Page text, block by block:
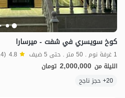
كوخ سويسري في شفت - ميرسارا
1 غرفة نوم . 50 متر . حتى 5 ضيف 4.8 (14 تعليق)
الليلة من 2,000,000 تومان
20+ حجز ناجح